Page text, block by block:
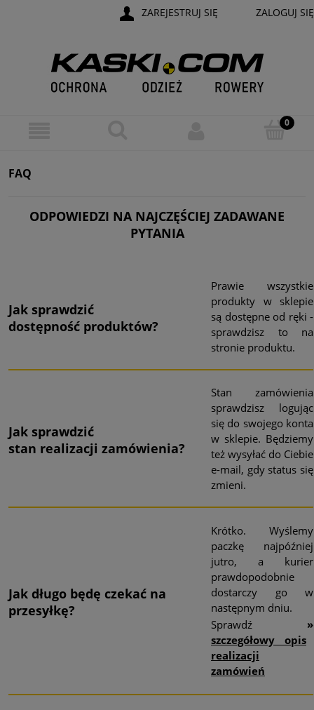
ZAREJESTRUJ SIĘ ZALOGUJ SIĘ
FAQ
ODPOWIEDZI NA NAJCZĘŚCIEJ ZADAWANE
PYTANIA
Jak sprawdzić
dostępność produktów?
Prawie wszystkie
produkty w sklepie
są dostępne od ręki -
sprawdzisz to na
stronie produktu.
Jak sprawdzić
stan realizacji zamówienia?
Stan zamówienia
sprawdzisz logując
się do swojego konta
w sklepie. Będziemy
też wysyłać do Ciebie
e-mail, gdy status się
zmieni.
Jak długo będę czekać na
przesyłkę?
Krótko. Wyślemy
paczkę najpóźniej
jutro, a kurier
prawdopodobnie
dostarczy go w
następnym dniu.
Sprawdź »
szczegółowy opis
realizacji
zamówień